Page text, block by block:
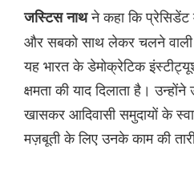
जस्टिस नाथने कहा कि प्रेसिडेंट
और सबको साथ लेकर चलने वाली
यह भारत के डेमोक्रेटिक
क्षमता की याद दिलाता है।
खासकर आदिवासी समुदायों के
मज़बूती के लिए उनके काम की